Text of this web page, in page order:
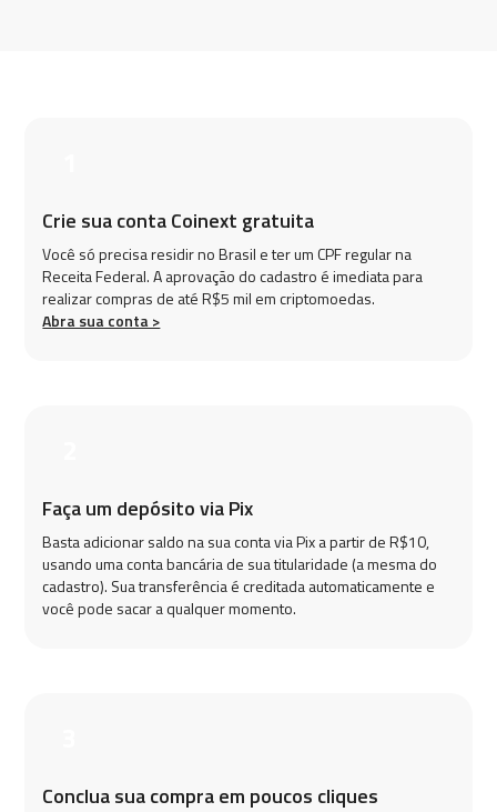
Crie sua conta Coinext gratuita
Você só precisa residir no Brasil e ter um CPF regular na
Receita Federal. A aprovação do cadastro é imediata para
realizar compras de até R$5 mil em criptomoedas.
Abra sua conta >
Faça um depósito via Pix
Basta adicionar saldo na sua conta via Pix a partir de R$10,
usando uma conta bancária de sua titularidade (a mesma do
cadastro). Sua transferência é creditada automaticamente e
você pode sacar a qualquer momento.
Conclua sua compra em poucos cliques